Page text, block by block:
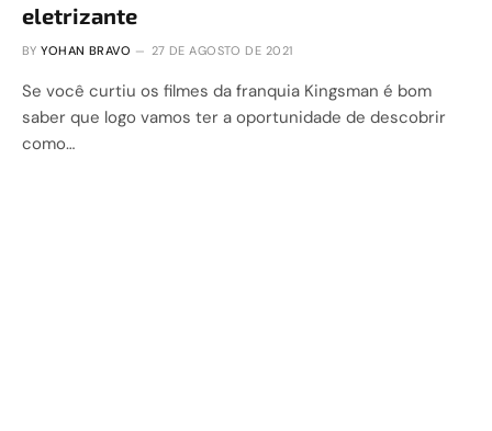
eletrizante
BY YOHAN BRAVO 27 DE AGOSTO DE 2021
Se você curtiu os filmes da franquia Kingsman é bom
saber que logo vamos ter a oportunidade de descobrir
como…